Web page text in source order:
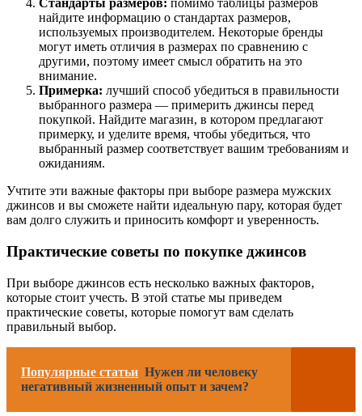
Стандарты размеров: помимо таблицы размеров
найдите информацию о стандартах размеров,
используемых производителем. Некоторые бренды
могут иметь отличия в размерах по сравнению с
другими, поэтому имеет смысл обратить на это
внимание.
Примерка: лучший способ убедиться в правильности
выбранного размера — примерить джинсы перед
покупкой. Найдите магазин, в котором предлагают
примерку, и уделите время, чтобы убедиться, что
выбранный размер соответствует вашим требованиям и
ожиданиям.
Учтите эти важные факторы при выборе размера мужских
джинсов и вы сможете найти идеальную пару, которая будет
вам долго служить и приносить комфорт и уверенность.
Практические советы по покупке джинсов
При выборе джинсов есть несколько важных факторов,
которые стоит учесть. В этой статье мы приведем
практические советы, которые помогут вам сделать
правильный выбор.
Популярные статьи Нужен ли человеку
негативный жизненный опыт и зачем?